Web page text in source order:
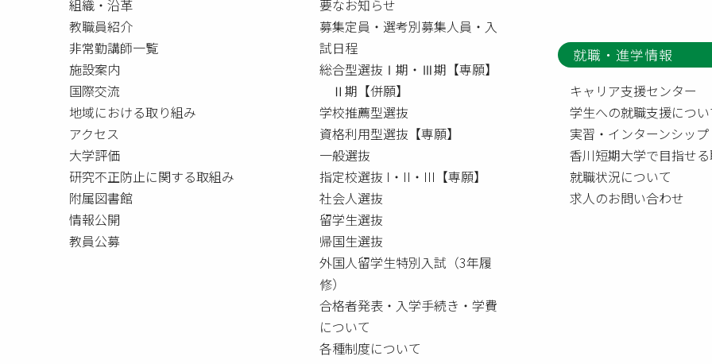
組織・沿革
教職員紹介
非常勤講師一覧
施設案内
国際交流
地域における取り組み
アクセス
大学評価
研究不正防止に関する取組み
附属図書館
情報公開
教員公募
要なお知らせ
募集定員・選考別募集人員・入
試日程
総合型選抜Ⅰ期・Ⅲ期【専願】
Ⅱ期【併願】
学校推薦型選抜
資格利用型選抜【専願】
一般選抜
指定校選抜 I・II・III【専願】
社会人選抜
留学生選抜
帰国生選抜
外国人留学生特別入試（3年履
修）
合格者発表・入学手続き・学費
について
各種制度について
就職・進学情報
キャリア支援センター
学生への就職支援につ
実習・インターンシップ
香川短期大学で目指せ
就職状況について
求人のお問い合わせ